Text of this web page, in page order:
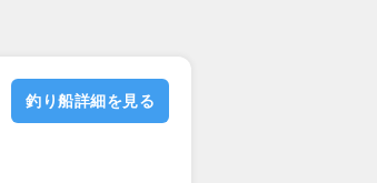
釣り船詳細を見る